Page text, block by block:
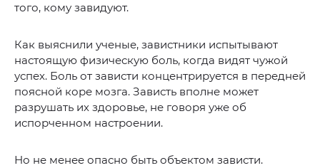
того, кому завидуют.
Как выяснили ученые, завистники испытывают
настоящую физическую боль, когда видят чужой
успех. Боль от зависти концентрируется в передней
поясной коре мозга. Зависть вполне может
разрушать их здоровье, не говоря уже об
испорченном настроении.
Но не менее опасно быть объектом зависти.